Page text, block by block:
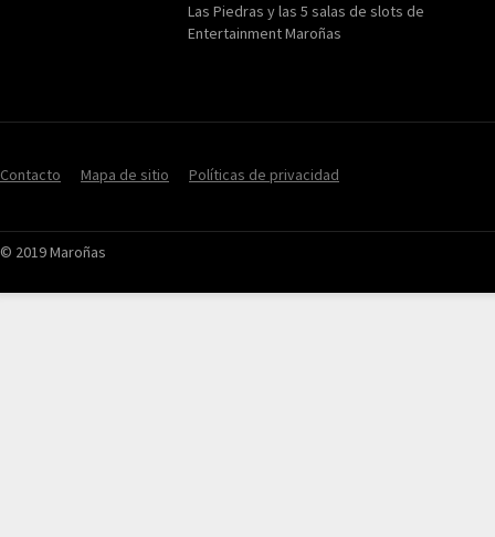
Las Piedras y las 5 salas de slots de
Entertainment Maroñas
Contacto Mapa de sitio Políticas de privacidad
© 2019 Maroñas